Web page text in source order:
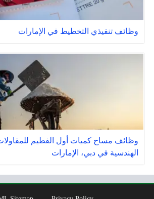
وظائف تنفيذي التخطيط في الإمارات
وظائف مساح كميات أول الفطيم
الهندسية في دبي، الإمارات